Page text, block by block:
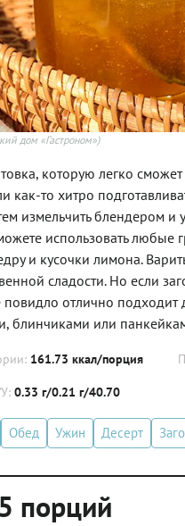
дом «Гастроном»)
которую легко
как-то хитро
измельчить блендером
использовать
и кусочки лимона.
сладости. Но если
повидло отлично
блинчиками или
161.73 ккал/порция
0.33 г/0.21 г/40.70
Обед Ужин Десерт
порций